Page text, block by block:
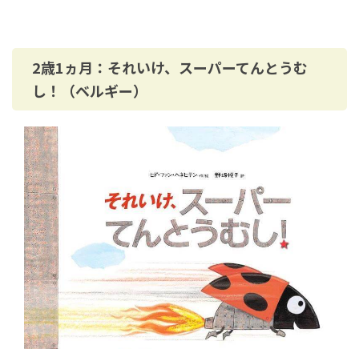
2歳1ヵ月：それいけ、スーパーてんとうむ
し！（ベルギー）